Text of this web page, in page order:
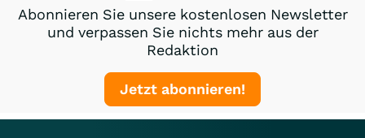
Abonnieren Sie unsere kostenlosen Newsletter
und verpassen Sie nichts mehr aus der
Redaktion
Jetzt abonnieren!